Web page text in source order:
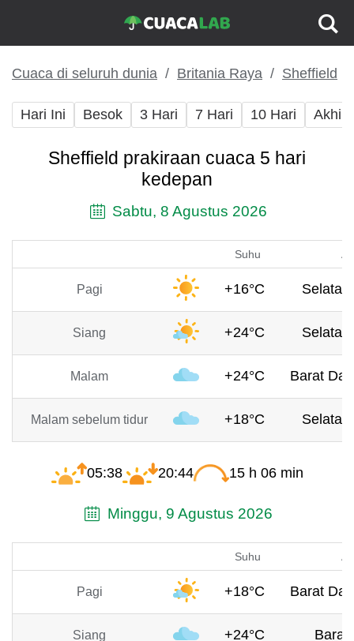
Cuaca di seluruh dunia Britania Raya Sheffield
Hari Ini Besok 3 Hari 7 Hari 10 Hari Akhir
Sheffield prakiraan cuaca 5 hari
kedepan
Sabtu, 8 Agustus 2026
Suhu
Pagi +16°C
Siang +24°C
Malam +24°C Barat
Malam sebelum tidur +18°C
05:38 20:44 15 h 06 min
Minggu, 9 Agustus 2026
Suhu
Pagi +18°C Barat
Siang +24°C